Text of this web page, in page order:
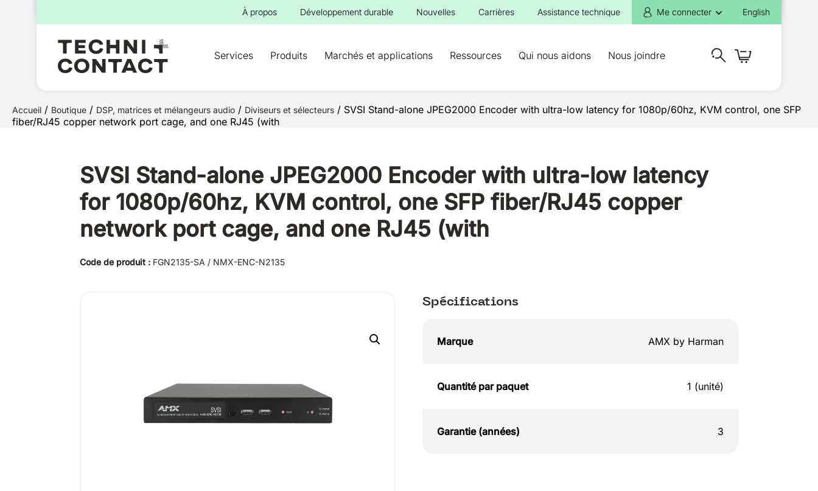
À propos Développement durable Nouvelles Carrières Assistance technique Me connecter English
Services Produits Marchés et applications Ressources Qui nous aidons Nous joindre
pour :
Accueil / Boutique / DSP, matrices et mélangeurs audio / Diviseurs et sélecteurs / SVSI Stand-alone JPEG2000 Encoder with ultra-low latency for 1080p/60hz, KVM control, one SFP
fiber/RJ45 copper network port cage, and one RJ45 (with
SVSI Stand-alone JPEG2000 Encoder with ultra-low latency
for 1080p/60hz, KVM control, one SFP fiber/RJ45 copper
network port cage, and one RJ45 (with
Code de produit : FGN2135-SA / NMX-ENC-N2135
Spécifications
Marque AMX by Harman
Quantité par paquet 1 (unité)
Garantie (années) 3